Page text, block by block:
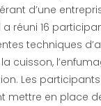
d’une
réuni 16
techniques
cuisson,
Les
mettre en place